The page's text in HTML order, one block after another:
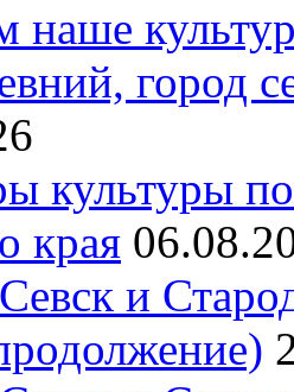
наше
город
культуры
края
и